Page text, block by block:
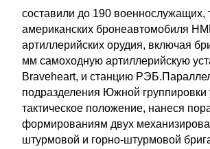
составили до 190 военнослужащих,
американских бронеавтомобиля
артиллерийских орудия, включая
мм самоходную артиллерийскую
Braveheart, и станцию
подразделения Южной группировки
тактическое положение, нанеся
формированиям двух
штурмовой и горно-штурмовой